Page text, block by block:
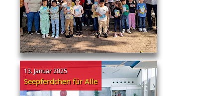
13. Januar 2025
Seepferdchen für Alle